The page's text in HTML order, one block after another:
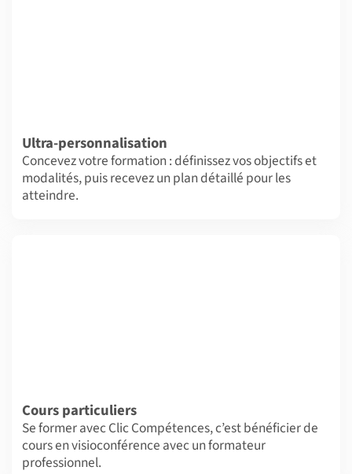
Ultra-personnalisation
Concevez votre formation : définissez vos objectifs et
modalités, puis recevez un plan détaillé pour les
atteindre.
Cours particuliers
Se former avec Clic Compétences, c’est bénéficier de
cours en visioconférence avec un formateur
professionnel.